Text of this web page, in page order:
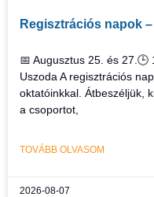
Regisztrációs napok
📅 Augusztus 25. és
Uszoda A regisztrációs
oktatóinkkal. Átbeszéljük,
a csoportot,
TOVÁBB OLVASOM
2026-08-07